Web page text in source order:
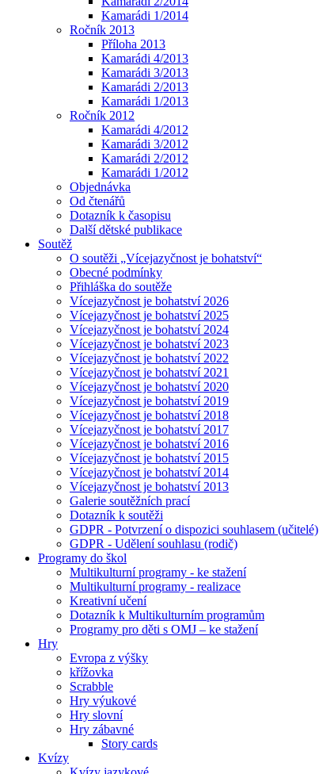
Kamarádi 1/2014
Ročník 2013
Příloha 2013
Kamarádi 4/2013
Kamarádi 3/2013
Kamarádi 2/2013
Kamarádi 1/2013
Ročník 2012
Kamarádi 4/2012
Kamarádi 3/2012
Kamarádi 2/2012
Kamarádi 1/2012
Objednávka
Od čtenářů
Dotazník k časopisu
Další dětské publikace
Soutěž
O soutěži „Vícejazyčnost je bohatství“
Obecné podmínky
Přihláška do soutěže
Vícejazyčnost je bohatství 2026
Vícejazyčnost je bohatství 2025
Vícejazyčnost je bohatství 2024
Vícejazyčnost je bohatství 2023
Vícejazyčnost je bohatství 2022
Vícejazyčnost je bohatství 2021
Vícejazyčnost je bohatství 2020
Vícejazyčnost je bohatství 2019
Vícejazyčnost je bohatství 2018
Vícejazyčnost je bohatství 2017
Vícejazyčnost je bohatství 2016
Vícejazyčnost je bohatství 2015
Vícejazyčnost je bohatství 2014
Vícejazyčnost je bohatství 2013
Galerie soutěžních prací
Dotazník k soutěži
GDPR - Potvrzení o dispozici souhlasem (učitelé)
GDPR - Udělení souhlasu (rodič)
Programy do škol
Multikulturní programy - ke stažení
Multikulturní programy - realizace
Kreativní učení
Dotazník k Multikulturním programům
Programy pro děti s OMJ – ke stažení
Hry
Evropa z výšky
křížovka
Scrabble
Hry výukové
Hry slovní
Hry zábavné
Story cards
Kvízy